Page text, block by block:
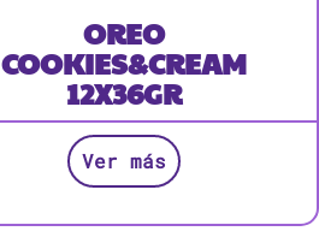
OREO
COOKIES&CREAM
12X36GR
Ver más